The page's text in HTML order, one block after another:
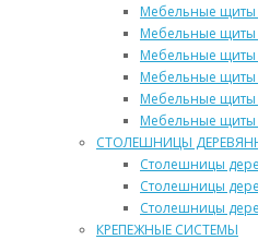
Мебельные щиты
Мебельные щиты
Мебельные щиты
Мебельные щиты
Мебельные щиты
Мебельные щиты
СТОЛЕШНИЦЫ
Столешницы
Столешницы
Столешницы
КРЕПЕЖНЫЕ СИСТЕМЫ